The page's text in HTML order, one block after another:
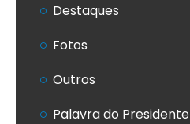
Destaques
Fotos
Outros
Palavra do Presidente